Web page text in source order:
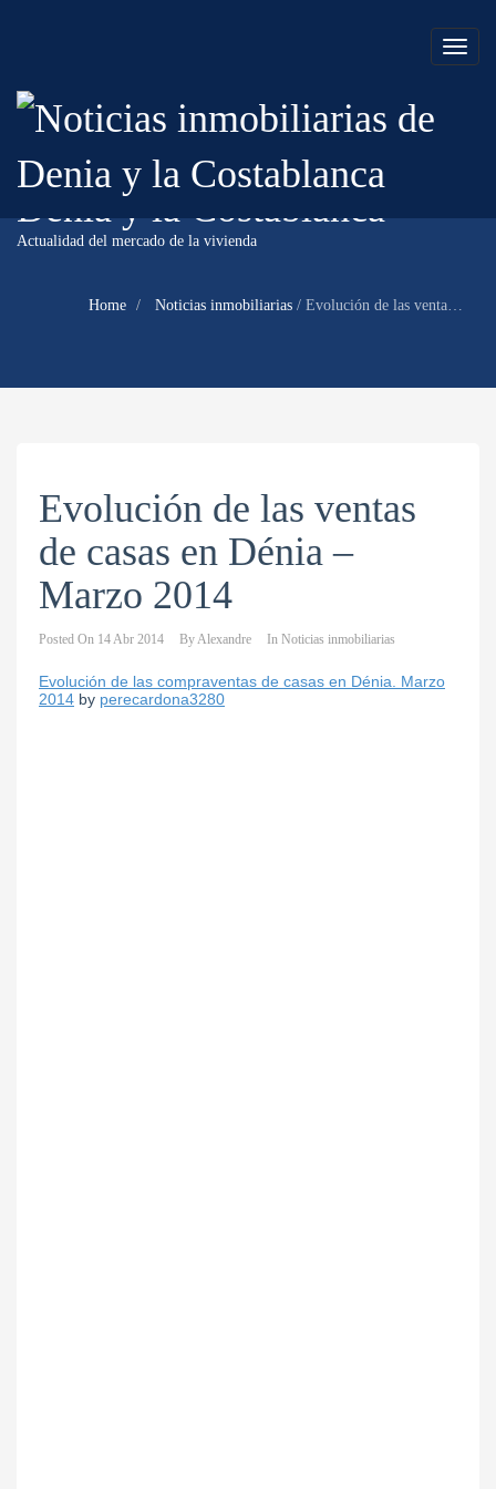
Toggle
Noticias inmobiliarias de
Denia y la Costablanca
Actualidad del mercado de la vivienda
Home Noticias inmobiliarias / Evolución de las ventas de casas en Dénia – Marzo 2014
Evolución de las ventas
de casas en Dénia –
Marzo 2014
Posted On 14 Abr 2014 ByAlexandre In Noticias inmobiliarias
Evolución de las compraventas de casas en Dénia. Marzo
2014 by perecardona3280